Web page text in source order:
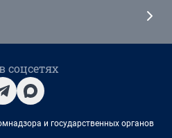
соцсетях
и государственных органов